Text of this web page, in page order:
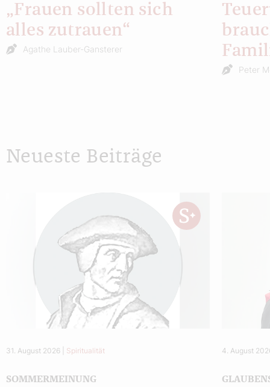
„Frauen sollten sich
alles zutrauen“
Agathe Lauber-Gansterer
Peter
Neueste Beiträge
31. August 2026 Spiritualität
SOMMERMEINUNG
4. August